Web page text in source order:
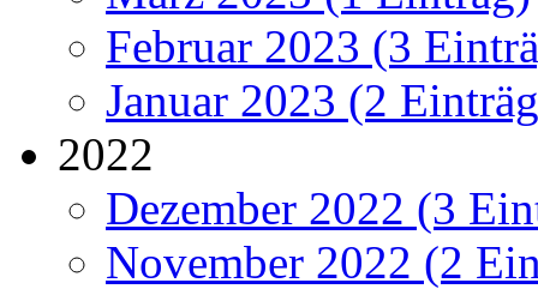
Februar 2023 (3
Januar 2023 (2
2022
Dezember 2022 (3
November 2022 (2